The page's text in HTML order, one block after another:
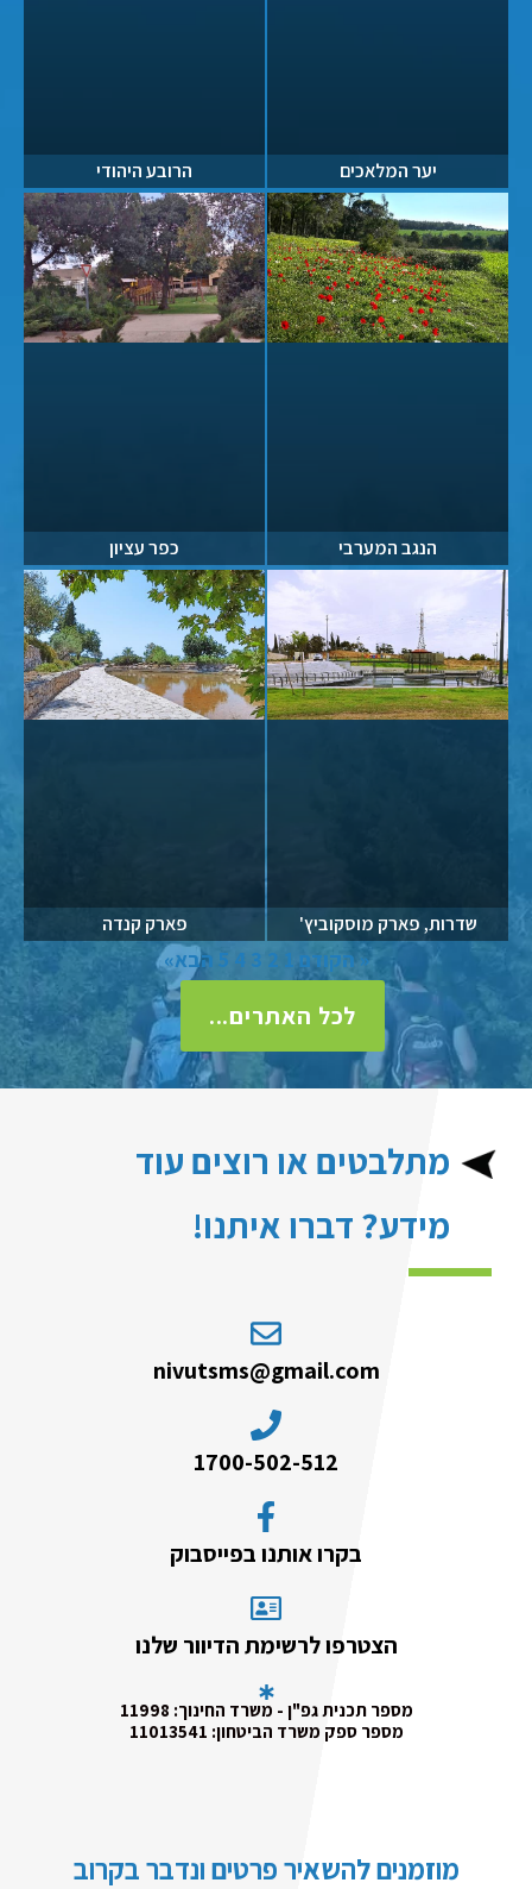
יער המלאכים הרובע היהודי
הנגב המערבי כפר עציון
שדרות, פארק מוסקוביץ' פארק קנדה
« הקודם 1
2
3
4
5 הבא»
לכל האתרים...
מתלבטים או רוצים עוד
מידע? דברו איתנו!
nivutsms@gmail.com
1700-502-512
בקרו אותנו בפייסבוק
הצטרפו לרשימת הדיוור שלנו
מספר תכנית גפ"ן - משרד החינוך: 11998
מספר ספק משרד הביטחון: 11013541
מוזמנים להשאיר פרטים ונדבר בקרוב